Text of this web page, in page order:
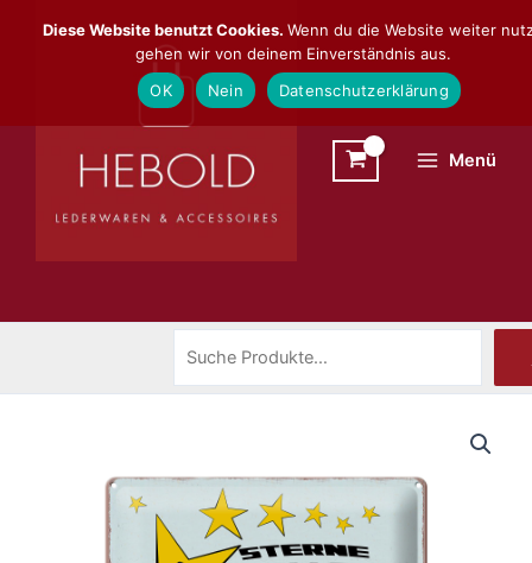
Inhalt
Menü
Diese Website benutzt Cookies. Wenn du die Website weiter
gehen wir von deinem Einverständnis aus.
OK
Nein Datenschutzerklärung